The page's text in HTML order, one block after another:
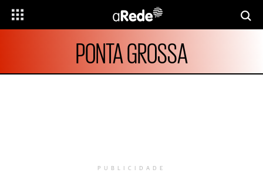
PONTA GROSSA
PUBLICIDADE